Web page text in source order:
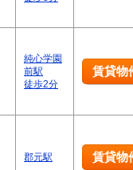
純心学園
前駅
徒歩2分
賃貸物
郡元駅 賃貸物